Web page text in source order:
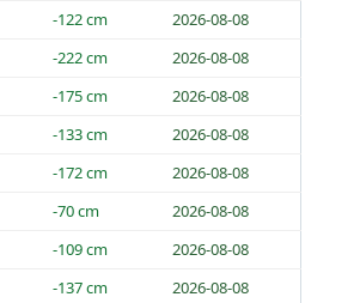
-122 cm
2026-08-08
-222 cm
2026-08-08
-175 cm
2026-08-08
-133 cm
2026-08-08
-172 cm
2026-08-08
-70 cm
2026-08-08
-109 cm
2026-08-08
-137 cm
2026-08-08